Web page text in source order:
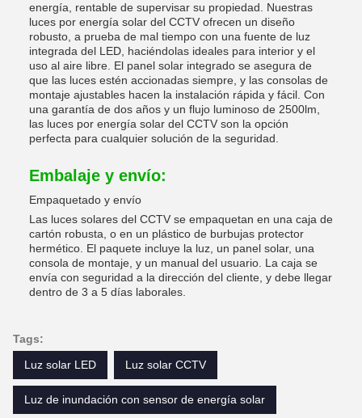
energía, rentable de supervisar su propiedad. Nuestras
luces por energía solar del CCTV ofrecen un diseño
robusto, a prueba de mal tiempo con una fuente de luz
integrada del LED, haciéndolas ideales para interior y el
uso al aire libre. El panel solar integrado se asegura de
que las luces estén accionadas siempre, y las consolas de
montaje ajustables hacen la instalación rápida y fácil. Con
una garantía de dos años y un flujo luminoso de 2500lm,
las luces por energía solar del CCTV son la opción
perfecta para cualquier solución de la seguridad.
Embalaje y envío:
Empaquetado y envío
Las luces solares del CCTV se empaquetan en una caja de
cartón robusta, o en un plástico de burbujas protector
hermético. El paquete incluye la luz, un panel solar, una
consola de montaje, y un manual del usuario. La caja se
envía con seguridad a la dirección del cliente, y debe llegar
dentro de 3 a 5 días laborales.
Tags:
Luz solar LED
Luz solar CCTV
Luz de inundación con sensor de energía solar